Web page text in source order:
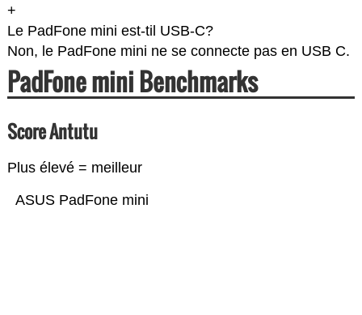
+
Le PadFone mini est-til USB-C?
Non, le PadFone mini ne se connecte pas en USB C.
PadFone mini Benchmarks
Score Antutu
Plus élevé = meilleur
ASUS PadFone mini